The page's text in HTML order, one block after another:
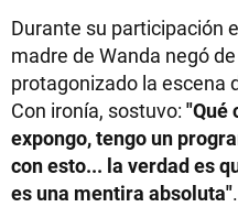
Durante su participación
madre de Wanda negó
protagonizado la escena
Con ironía, sostuvo: "Qué
expongo, tengo un
con esto... la verdad es
es una mentira absoluta".